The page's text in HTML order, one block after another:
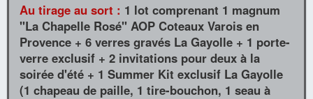
Au tirage au sort : 1 lot comprenant 1 magnum
"La Chapelle Rosé" AOP Coteaux Varois en
Provence + 6 verres gravés La Gayolle + 1 porte-
verre exclusif + 2 invitations pour deux à la
soirée d'été + 1 Summer Kit exclusif La Gayolle
(1 chapeau de paille, 1 tire-bouchon, 1 seau à